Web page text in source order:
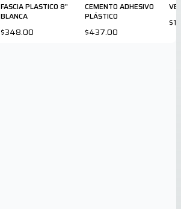
FASCIA PLASTICO 8"
BLANCA
$348.00
CEMENTO ADHESIVO
PLÁSTICO
$437.00